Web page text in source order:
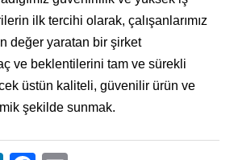
ilk tercihi olarak, çalışanlarımız
değer yaratan bir şirket
ve beklentilerini tam ve sürekli
üstün kaliteli, güvenilir ürün ve
şekilde sunmak.